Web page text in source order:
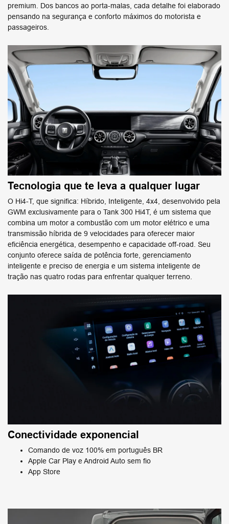
premium. Dos bancos ao porta-malas, cada detalhe foi elaborado
pensando na segurança e conforto máximos do motorista e
passageiros.
Tecnologia que te leva a qualquer lugar
O Hi4-T, que significa: Híbrido, Inteligente, 4x4, desenvolvido pela
GWM exclusivamente para o Tank 300 Hi4T, é um sistema que
combina um motor a combustão com um motor elétrico e uma
transmissão híbrida de 9 velocidades para oferecer maior
eficiência energética, desempenho e capacidade off-road. Seu
conjunto oferece saída de potência forte, gerenciamento
inteligente e preciso de energia e um sistema inteligente de
tração nas quatro rodas para enfrentar qualquer terreno.
Conectividade exponencial
Comando de voz 100% em português BR
Apple Car Play e Android Auto sem fio
App Store